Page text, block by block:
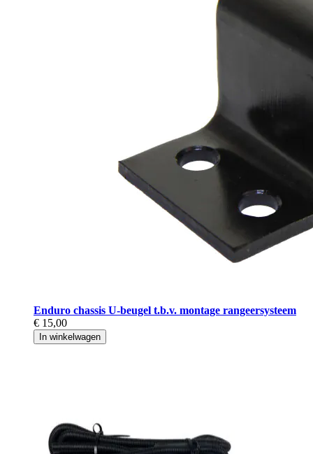
Enduro chassis U-beugel t.b.v. montage rangeersysteem
€ 15,00
In winkelwagen